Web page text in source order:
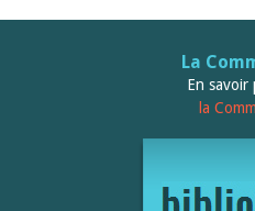
La
En savoir
la